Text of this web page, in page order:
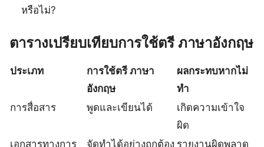
หรือไม่?
ตารางเปรียบเทียบการใช้ตรี ภาษาอังกฤษ
ประเภท
การใช้ตรี ภาษา
อังกฤษ
ผลกระทบหากไม่
ทำ
การสื่อสาร
พูดและเขียนได้
เกิดความเข้าใจ
ผิด
เอกสารทางการ
จัดทำได้อย่างถูกต้อง รายงานผิดพลาด